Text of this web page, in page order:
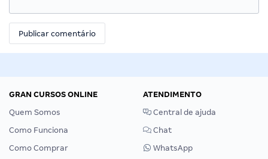
GRAN CURSOS ONLINE
Quem Somos
Como Funciona
Como Comprar
ATENDIMENTO
Central de ajuda
Chat
WhatsApp